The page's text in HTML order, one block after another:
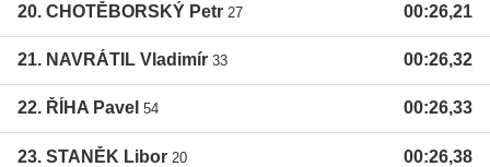
20. CHOTĚBORSKÝ Petr 27 00:26,21
21. NAVRÁTIL Vladimír 33 00:26,32
22. ŘÍHA Pavel 54 00:26,33
23. STANĚK Libor 20 00:26,38